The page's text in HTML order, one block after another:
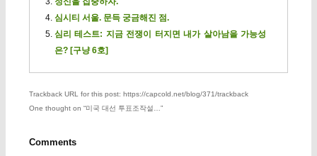
심시티 서울. 문득 궁금해진 점.
심리 테스트: 지금 전쟁이 터지면 내가 살아남을 가능성
은? [구냥 6호]
Trackback URL for this post: https://capcold.net/blog/371/trackback
One thought on “미국 대선 투표조작설… ”
Comments